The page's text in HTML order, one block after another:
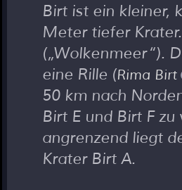
Birt ist ein kleiner,
Meter tiefer
( Wolkenmeer ).
eine Rille (Rima Birt
50 km nach
Birt E und Birt F
angrenzend liegt
Krater Birt A.